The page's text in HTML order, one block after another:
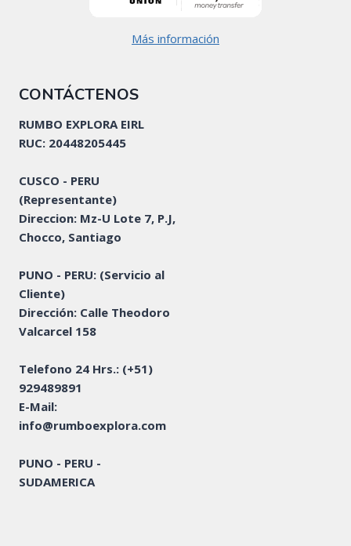
Más información
CONTÁCTENOS
RUMBO EXPLORA EIRL
RUC: 20448205445
CUSCO - PERU
(Representante)
Direccion: Mz-U Lote 7, P.J,
Chocco, Santiago
PUNO - PERU: (Servicio al
Cliente)
Dirección: Calle Theodoro
Valcarcel 158
Telefono 24 Hrs.: (+51)
929489891
E-Mail:
info@rumboexplora.com
PUNO - PERU -
SUDAMERICA